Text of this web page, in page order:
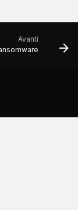
Avanti